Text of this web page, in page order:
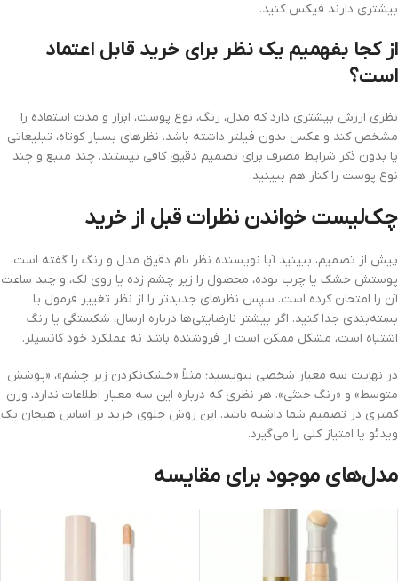
بیشتری دارند فیکس کنید.
از کجا بفهمیم یک نظر برای خرید قابل اعتماد
است؟
نظری ارزش بیشتری دارد که مدل، رنگ، نوع پوست، ابزار و مدت استفاده را
مشخص کند و عکس بدون فیلتر داشته باشد. نظرهای بسیار کوتاه، تبلیغاتی
یا بدون ذکر شرایط مصرف برای تصمیم دقیق کافی نیستند. چند منبع و چند
نوع پوست را کنار هم ببینید.
چک‌لیست خواندن نظرات قبل از خرید
پیش از تصمیم، ببینید آیا نویسنده نظر نام دقیق مدل و رنگ را گفته است،
پوستش خشک یا چرب بوده، محصول را زیر چشم زده یا روی لک، و چند ساعت
آن را امتحان کرده است. سپس نظرهای جدیدتر را از نظر تغییر فرمول یا
بسته‌بندی جدا کنید. اگر بیشتر نارضایتی‌ها درباره ارسال، شکستگی یا رنگ
اشتباه است، مشکل ممکن است از فروشنده باشد نه عملکرد خود کانسیلر.
در نهایت سه معیار شخصی بنویسید؛ مثلاً «خشک‌نکردن زیر چشم»، «پوشش
متوسط» و «رنگ خنثی». هر نظری که درباره این سه معیار اطلاعات ندارد، وزن
کمتری در تصمیم شما داشته باشد. این روش جلوی خرید بر اساس هیجان یک
ویدئو یا امتیاز کلی را می‌گیرد.
مدل‌های موجود برای مقایسه